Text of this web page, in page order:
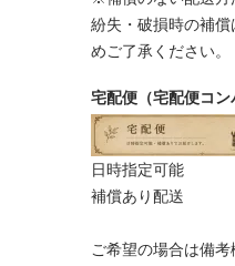
紛失・破損時の補
めご了承ください。
宅配便（宅配便コン
日時指定可能
補償あり配送
ご希望の場合は備考